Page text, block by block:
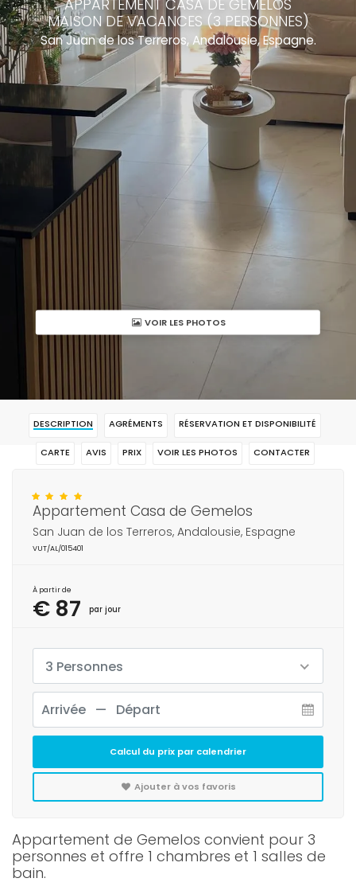
APPARTEMENT CASA DE GEMELOS
MAISON DE VACANCES (3 PERSONNES)
San Juan de los Terreros, Andalousie, Espagne.
VOIR LES PHOTOS
DESCRIPTION AGRÉMENTS RÉSERVATION ET DISPONIBILITÉ
CARTE AVIS PRIX VOIR LES PHOTOS CONTACTER
Appartement de Gemelos convient pour 3
personnes et offre 1 chambres et 1 salles de
bain.
Appartement Casa de Gemelos
San Juan de los Terreros, Andalousie, Espagne
VUT/AL/015401
À partir de
€ 87 par jour
3 Personnes
Calcul du prix par calendrier
Ajouter à vos favoris